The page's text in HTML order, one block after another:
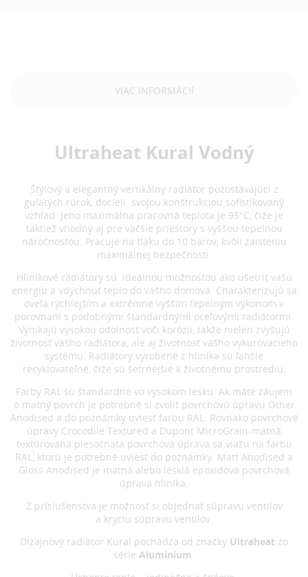
VIAC INFORMÁCIÍ
Ultraheat Kural Vodný
Štýlový a elegantný vertikálny radiátor pozostávajúci z
guľatých rúrok, docieli svojou konštrukciou sofistikovaný
vzhľad. Jeho maximálna pracovná teplota je 95°C, čiže je
taktiež vhodný aj pre väčšie priestory s vyššou tepelnou
náročnosťou. Pracuje na tlaku do 10 barov, kvôli zaisteniu
maximálnej bezpečnosti.
Hliníkové radiátory sú ideálnou možnosťou ako ušetriť vašu
energiu a vdýchnuť teplo do vášho domova. Charakterizujú sa
oveľa rýchlejším a extrémne vyšším tepelným výkonom v
porovnaní s podobnými štandardnými oceľovými radiátormi.
Vynikajú vysokou odolnosť voči korózii, takže nielen zvyšujú
životnosť vášho radiátora, ale aj životnosť vášho vykurovacieho
systému. Radiátory vyrobené z hliníka sú ľahšie
recyklovateľné, čiže sú šetrnejšie k životnému prostrediu.
Farby RAL sú štandardne vo vysokom lesku. Ak máte záujem
o matný povrch je potrebné si zvoliť povrchovú úpravu Other
Anodised a do poznámky uviesť farbu RAL. Rovnako povrchové
úpravy Crocodile Textured a Dupont MicroGrain-matná
textúrovaná piesočnatá povrchová úprava sa viažu na farbu
RAL, ktorú je potrebné uviesť do poznámky. Matt Anodised a
Gloss Anodised je matná alebo lesklá epoxidová povrchová
úprava hliníka.
Z príslušenstva je možnosť si objednať súpravu ventilov
a kryciu súpravu ventilov.
Dizajnový radiátor Kural pochádza od značky Ultraheat zo
série Aluminium.